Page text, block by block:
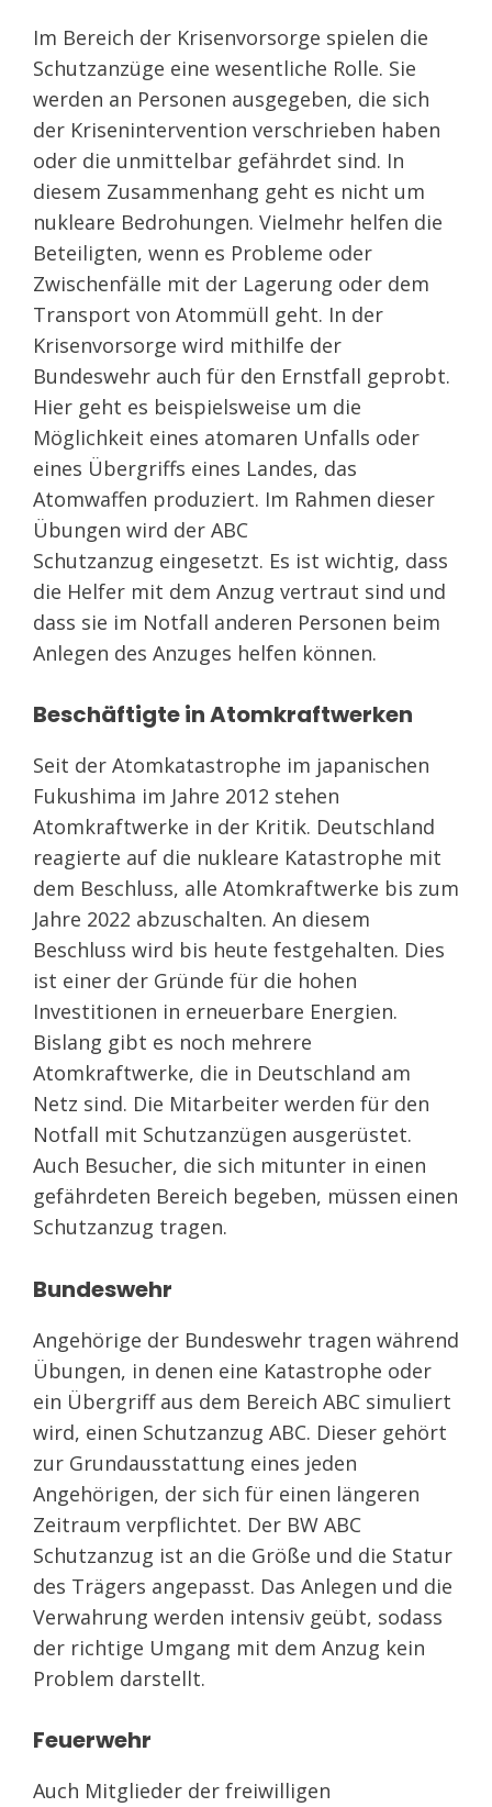
Im Bereich der Krisenvorsorge spielen die
Schutzanzüge eine wesentliche Rolle. Sie
werden an Personen ausgegeben, die sich
der Krisenintervention verschrieben haben
oder die unmittelbar gefährdet sind. In
diesem Zusammenhang geht es nicht um
nukleare Bedrohungen. Vielmehr helfen die
Beteiligten, wenn es Probleme oder
Zwischenfälle mit der Lagerung oder dem
Transport von Atommüll geht. In der
Krisenvorsorge wird mithilfe der
Bundeswehr auch für den Ernstfall geprobt.
Hier geht es beispielsweise um die
Möglichkeit eines atomaren Unfalls oder
eines Übergriffs eines Landes, das
Atomwaffen produziert. Im Rahmen dieser
Übungen wird der ABC
Schutzanzug eingesetzt. Es ist wichtig, dass
die Helfer mit dem Anzug vertraut sind und
dass sie im Notfall anderen Personen beim
Anlegen des Anzuges helfen können.
Beschäftigte in Atomkraftwerken
Seit der Atomkatastrophe im japanischen
Fukushima im Jahre 2012 stehen
Atomkraftwerke in der Kritik. Deutschland
reagierte auf die nukleare Katastrophe mit
dem Beschluss, alle Atomkraftwerke bis zum
Jahre 2022 abzuschalten. An diesem
Beschluss wird bis heute festgehalten. Dies
ist einer der Gründe für die hohen
Investitionen in erneuerbare Energien.
Bislang gibt es noch mehrere
Atomkraftwerke, die in Deutschland am
Netz sind. Die Mitarbeiter werden für den
Notfall mit Schutzanzügen ausgerüstet.
Auch Besucher, die sich mitunter in einen
gefährdeten Bereich begeben, müssen einen
Schutzanzug tragen.
Bundeswehr
Angehörige der Bundeswehr tragen während
Übungen, in denen eine Katastrophe oder
ein Übergriff aus dem Bereich ABC simuliert
wird, einen Schutzanzug ABC. Dieser gehört
zur Grundausstattung eines jeden
Angehörigen, der sich für einen längeren
Zeitraum verpflichtet. Der BW ABC
Schutzanzug ist an die Größe und die Statur
des Trägers angepasst. Das Anlegen und die
Verwahrung werden intensiv geübt, sodass
der richtige Umgang mit dem Anzug kein
Problem darstellt.
Feuerwehr
Auch Mitglieder der freiwilligen